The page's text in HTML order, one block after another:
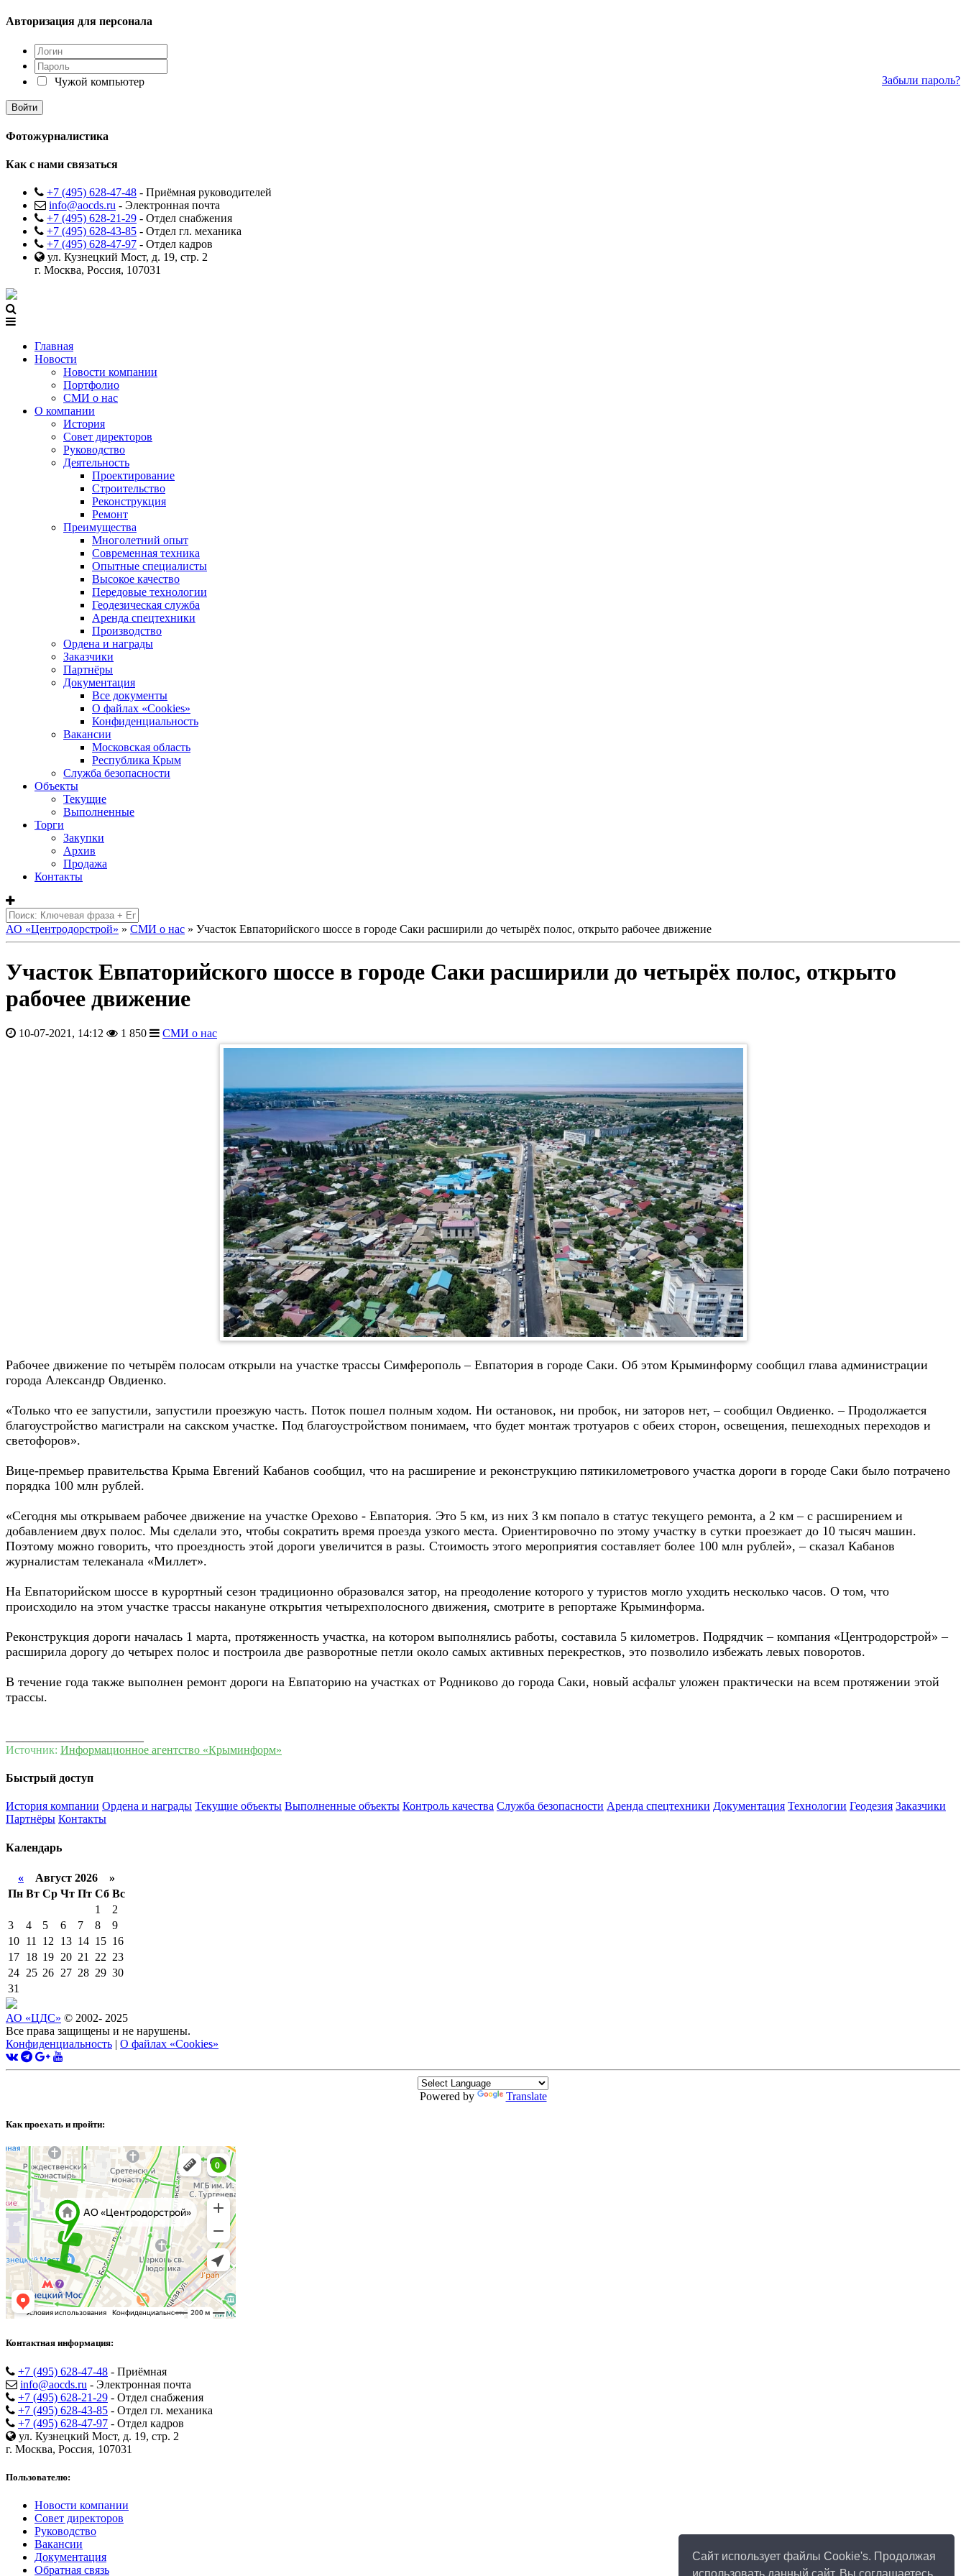
Сайт использует файлы Cookie's. Продолжая
использовать данный сайт, Вы соглашаетесь
Авторизация для персонала
Чужой компьютер Забыли пароль?
Фотожурналистика
Как с нами связаться
+7 (495) 628-47-48 - Приёмная руководителей
info@aocds.ru - Электронная почта
+7 (495) 628-21-29 - Отдел снабжения
+7 (495) 628-43-85 - Отдел гл. механика
+7 (495) 628-47-97 - Отдел кадров
ул. Кузнецкий Мост, д. 19, стр. 2
г. Москва, Россия, 107031
Главная
Новости
Новости компании
Портфолио
СМИ о нас
О компании
История
Совет директоров
Руководство
Деятельность
Проектирование
Строительство
Реконструкция
Ремонт
Преимущества
Многолетний опыт
Современная техника
Опытные специалисты
Высокое качество
Передовые технологии
Геодезическая служба
Аренда спецтехники
Производство
Ордена и награды
Заказчики
Партнёры
Документация
Все документы
О файлах «Сookies»
Конфиденциальность
Вакансии
Московская область
Республика Крым
Служба безопасности
Объекты
Текущие
Выполненные
Торги
Закупки
Архив
Продажа
Контакты
АО «Центродорстрой» » СМИ о нас » Участок Евпаторийского шоссе в городе Саки расширили до четырёх полос, открыто рабочее движение
Участок Евпаторийского шоссе в городе Саки расширили до четырёх полос, открыто
рабочее движение
10-07-2021, 14:12 1 850 СМИ о нас
Рабочее движение по четырём полосам открыли на участке трассы Симферополь – Евпатория в городе Саки. Об этом Крыминформу сообщил глава администрации
города Александр Овдиенко.
«Только что ее запустили, запустили проезжую часть. Поток пошел полным ходом. Ни остановок, ни пробок, ни заторов нет, – сообщил Овдиенко. – Продолжается
благоустройство магистрали на сакском участке. Под благоустройством понимаем, что будет монтаж тротуаров с обеих сторон, освещения, пешеходных переходов и
светофоров».
Вице-премьер правительства Крыма Евгений Кабанов сообщил, что на расширение и реконструкцию пятикилометрового участка дороги в городе Саки было потрачено
порядка 100 млн рублей.
«Сегодня мы открываем рабочее движение на участке Орехово - Евпатория. Это 5 км, из них 3 км попало в статус текущего ремонта, а 2 км – с расширением и
добавлением двух полос. Мы сделали это, чтобы сократить время проезда узкого места. Ориентировочно по этому участку в сутки проезжает до 10 тысяч машин.
Поэтому можно говорить, что проездность этой дороги увеличится в разы. Стоимость этого мероприятия составляет более 100 млн рублей», – сказал Кабанов
журналистам телеканала «Миллет».
На Евпаторийском шоссе в курортный сезон традиционно образовался затор, на преодоление которого у туристов могло уходить несколько часов. О том, что
происходило на этом участке трассы накануне открытия четырехполосного движения, смотрите в репортаже Крыминформа.
Реконструкция дороги началась 1 марта, протяженность участка, на котором выполнялись работы, составила 5 километров. Подрядчик – компания «Центродорстрой» –
расширила дорогу до четырех полос и построила две разворотные петли около самых активных перекрестков, это позволило избежать левых поворотов.
В течение года также выполнен ремонт дороги на Евпаторию на участках от Родниково до города Саки, новый асфальт уложен практически на всем протяжении этой
трассы.
Источник: Информационное агентство «Крыминформ»
Быстрый доступ
История компании Ордена и награды Текущие объекты Выполненные объекты Контроль качества Служба безопасности Аренда спецтехники Документация Технологии Геодезия Заказчики
Партнёры Контакты
Календарь
« Август 2026 »
Пн Вт Ср Чт Пт Сб Вс
1
2
3
4 5 6 7 8
9
10 11 12 13 14 15 16
17 18 19 20 21 22 23
24 25 26 27 28 29 30
31
АО «ЦДС» © 2002- 2025
Все права защищены и не нарушены.
Конфиденциальность | О файлах «Сookies»
Powered by Translate
Как проехать и пройти:
Контактная информация:
+7 (495) 628-47-48 - Приёмная
info@aocds.ru - Электронная почта
+7 (495) 628-21-29 - Отдел снабжения
+7 (495) 628-43-85 - Отдел гл. механика
+7 (495) 628-47-97 - Отдел кадров
ул. Кузнецкий Мост, д. 19, стр. 2
г. Москва, Россия, 107031
Пользователю:
Новости компании
Совет директоров
Руководство
Вакансии
Документация
Обратная связь